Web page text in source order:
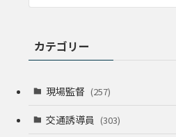
カテゴリー
現場監督 (257)
(52)
交通誘導員 (303)